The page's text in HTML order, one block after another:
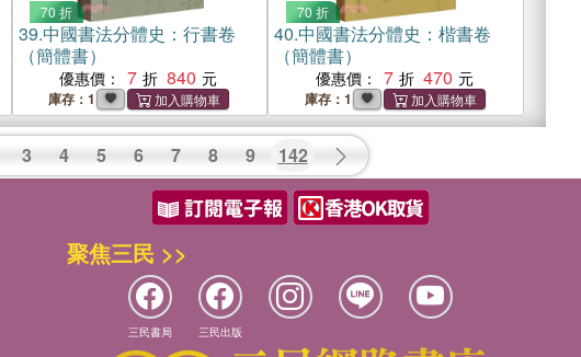
70 折
39.中國書法分體史：行書卷
（簡體書）
優惠價： 7 840
庫存：1
70 折
40.中國書法分體史：楷書卷
（簡體書）
優惠價： 7 470
庫存：1
3 4 5 6 7 8 9 142
聚焦三民 >>
三民書局 三民出版